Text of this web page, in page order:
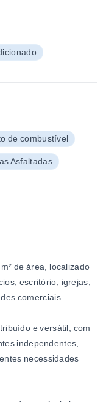
de combustível
Asfaltadas
de área, localizado
escritório, igrejas,
comerciais.
e versátil, com
independentes,
necessidades